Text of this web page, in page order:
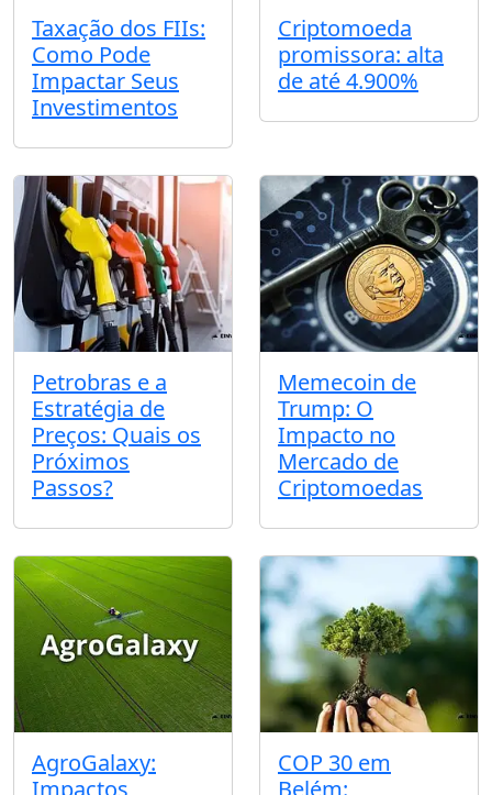
Taxação dos FIIs:
Como Pode
Impactar Seus
Investimentos
Criptomoeda
promissora: alta
de até 4.900%
Petrobras e a
Estratégia de
Preços: Quais os
Próximos
Passos?
Memecoin de
Trump: O
Impacto no
Mercado de
Criptomoedas
AgroGalaxy:
Impactos
COP 30 em
Belém: